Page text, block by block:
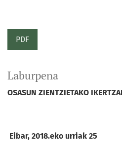
PDF
Laburpena
OSASUN ZIENTZIETAKO
Eibar, 2018.eko urriak 25